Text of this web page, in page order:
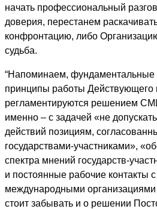
начать профессиональный
доверия, перестанем
конфронтацию, либо
судьба.
“Напоминаем, фундаментальные
принципы работы Действующего
регламентируются решением
именно – с задачей «не
действий позициям,
государствами-участниками»,
спектра мнений государств-
и постоянные рабочие контакты
международными организациями
стоит забывать и о решении